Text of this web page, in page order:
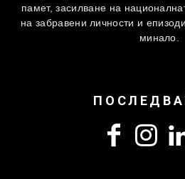
памет, засилване на
на забравени личности и
минало.